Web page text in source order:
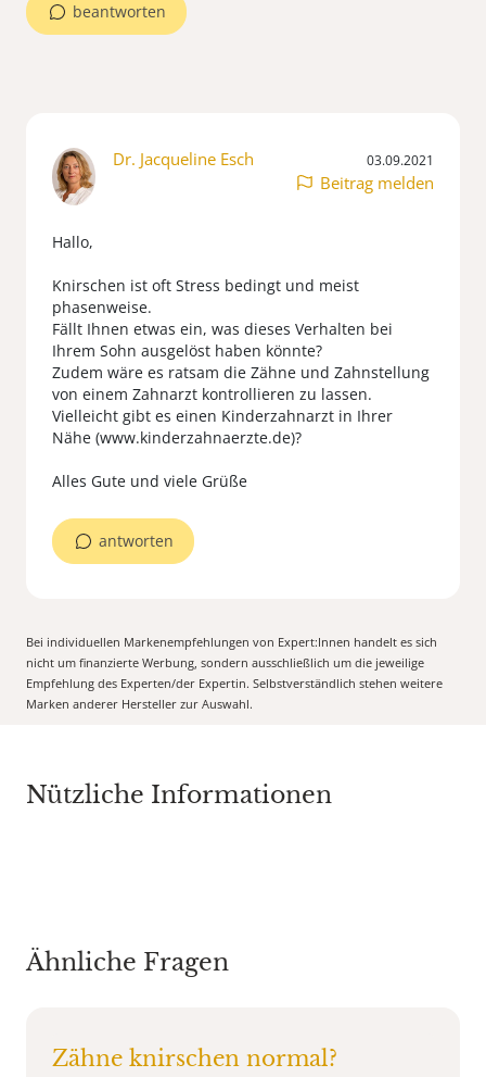
beantworten
Dr. Jacqueline Esch 03.09.2021
Beitrag melden
Hallo,
Knirschen ist oft Stress bedingt und meist
phasenweise.
Fällt Ihnen etwas ein, was dieses Verhalten bei
Ihrem Sohn ausgelöst haben könnte?
Zudem wäre es ratsam die Zähne und Zahnstellung
von einem Zahnarzt kontrollieren zu lassen.
Vielleicht gibt es einen Kinderzahnarzt in Ihrer
Nähe (www.kinderzahnaerzte.de)?
Alles Gute und viele Grüße
antworten
Bei individuellen Markenempfehlungen von Expert:Innen handelt es sich
nicht um finanzierte Werbung, sondern ausschließlich um die jeweilige
Empfehlung des Experten/der Expertin. Selbstverständlich stehen weitere
Marken anderer Hersteller zur Auswahl.
Nützliche Informationen
Ähnliche Fragen
Zähne knirschen normal?